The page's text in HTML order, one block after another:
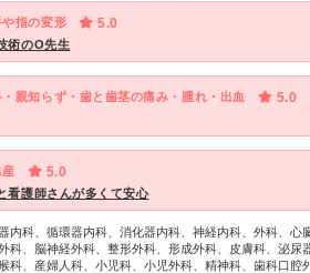
指の変形 5.0
術のO先生
親知らず・歯と歯茎の痛み・腫れ・出血 5.0
産 5.0
看護師さんが多くて安心
内科、循環器内科、消化器内科、神経内科、外科、心
科、脳神経外科、整形外科、形成外科、皮膚科、泌尿
科、産婦人科、小児科、小児外科、精神科、歯科口腔